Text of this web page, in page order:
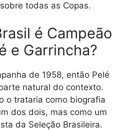
todas as Copas.
é Campeão
e Garrincha?
de 1958, então Pelé
natural do contexto.
o trataria como biografia
dos dois, mas como um
da Seleção Brasileira.